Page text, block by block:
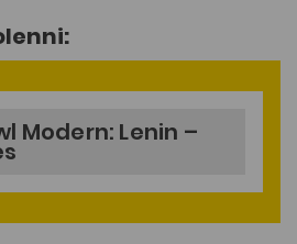
Modern: Lenin –